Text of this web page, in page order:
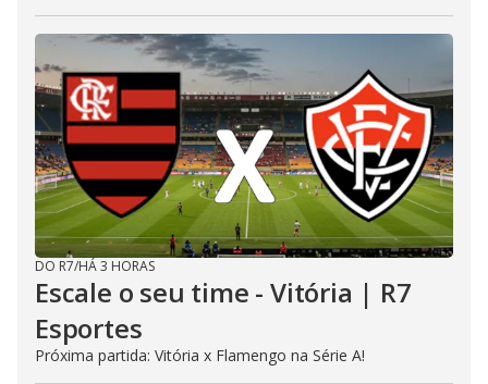
DO R7/HÁ 3 HORAS
Escale o seu time - Vitória | R7
Esportes
Próxima partida: Vitória x Flamengo na Série A!